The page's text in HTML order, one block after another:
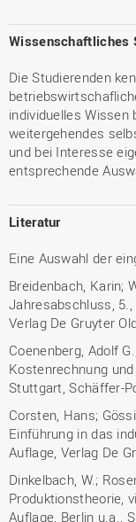
Wissenschaftliches
Die Studierenden
individuelles
weitergehendes
und bei Interesse
entsprechende
Literatur
Eine Auswahl der
Breidenbach, Karin;
Jahresabschluss,
Verlag De Gruyter
Coenenberg, Adolf
Kostenrechnung
Stuttgart, Schäffer-
Corsten, Hans;
Einführung in das
Auflage, Verlag De
Dinkelbach, W.;
Produktionstheorie,
Auflage, Berlin u.a.,